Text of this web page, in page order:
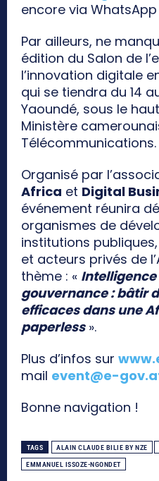
encore via WhatsApp
Par ailleurs, ne
édition du Salon de
l’innovation digitale
qui se tiendra du 14
Yaoundé, sous le
Ministère
Télécommunications.
Organisé par
Africa et Digital
événement réunira
organismes de
institutions
et acteurs privés de
thème : «
gouvernance : bâtir
efficaces dans une
paperless».
Plus d’infos sur
mail event@e-
Bonne navigation !
TAGS ALAIN CLAUDE BILIE BY NZE
EMMANUEL ISSOZE-NGONDET